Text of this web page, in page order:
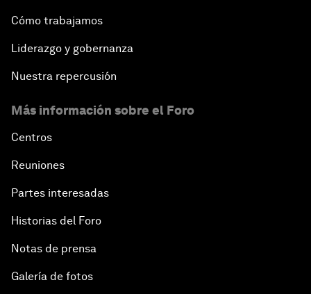
Cómo trabajamos
Liderazgo y gobernanza
Nuestra repercusión
Más información sobre el Foro
Centros
Reuniones
Partes interesadas
Historias del Foro
Notas de prensa
Galería de fotos